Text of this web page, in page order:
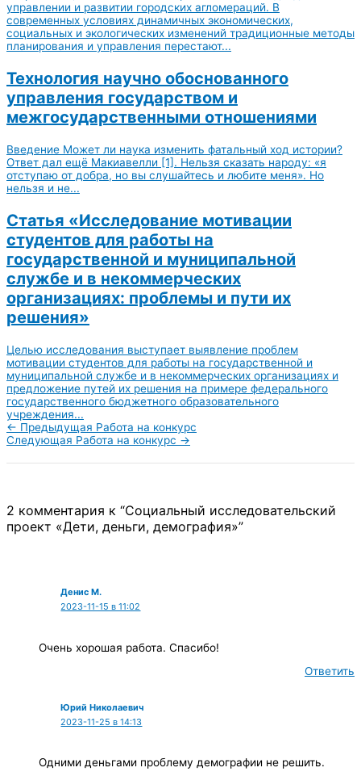
управлении и развитии городских агломераций. В
современных условиях динамичных экономических,
социальных и экологических изменений традиционные методы
планирования и управления перестают...
Технология научно обоснованного
управления государством и
межгосударственными отношениями
Введение Может ли наука изменить фатальный ход истории?
Ответ дал ещё Макиавелли [1]. Нельзя сказать народу: «я
отступаю от добра, но вы слушайтесь и любите меня». Но
нельзя и не...
Статья «Исследование мотивации
студентов для работы на
государственной и муниципальной
службе и в некоммерческих
организациях: проблемы и пути их
решения»
Целью исследования выступает выявление проблем
мотивации студентов для работы на государственной и
муниципальной службе и в некоммерческих организациях и
предложение путей их решения на примере федерального
государственного бюджетного образовательного
учреждения...
← Предыдущая Работа на конкурс
Следующая Работа на конкурс →
2 комментария к “Социальный исследовательский
проект «Дети, деньги, демография»”
Денис М.
2023-11-15 в 11:02
Очень хорошая работа. Спасибо!
Ответить
Юрий Николаевич
2023-11-25 в 14:13
Одними деньгами проблему демографии не решить.